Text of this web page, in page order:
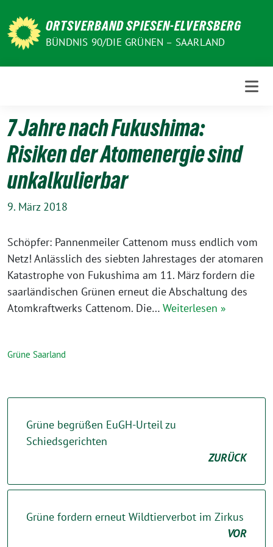
zum
Inhalt
ORTSVERBAND SPIESEN-ELVERSBERG
BÜNDNIS 90/DIE GRÜNEN – SAARLAND
7 Jahre nach Fukushima:
Risiken der Atomenergie sind
unkalkulierbar
9. März 2018
Schöpfer: Pannenmeiler Cattenom muss endlich vom
Netz! Anlässlich des siebten Jahrestages der atomaren
Katastrophe von Fukushima am 11. März fordern die
saarländischen Grünen erneut die Abschaltung des
Atomkraftwerks Cattenom. Die… Weiterlesen »
Grüne Saarland
Grüne begrüßen EuGH-Urteil zu
Schiedsgerichten
ZURÜCK
Grüne fordern erneut Wildtierverbot im Zirkus
VOR